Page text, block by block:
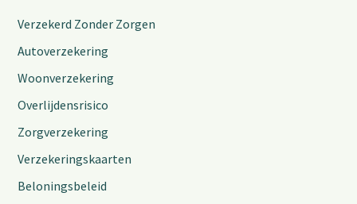
Verzekerd Zonder Zorgen
Autoverzekering
Woonverzekering
Overlijdensrisico
Zorgverzekering
Verzekeringskaarten
Beloningsbeleid